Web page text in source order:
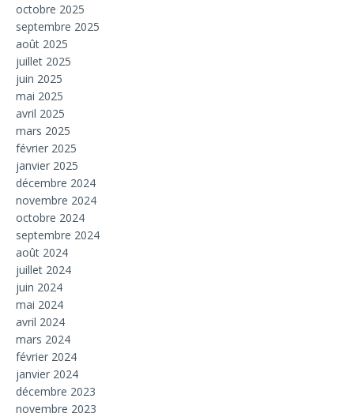
octobre 2025
septembre 2025
août 2025
juillet 2025
juin 2025
mai 2025
avril 2025
mars 2025
février 2025
janvier 2025
décembre 2024
novembre 2024
octobre 2024
septembre 2024
août 2024
juillet 2024
juin 2024
mai 2024
avril 2024
mars 2024
février 2024
janvier 2024
décembre 2023
novembre 2023